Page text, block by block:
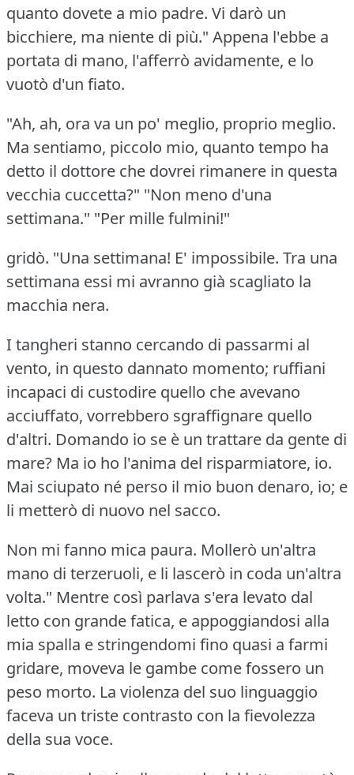
quanto dovete a mio padre. Vi darò un
bicchiere, ma niente di più." Appena l'ebbe a
portata di mano, l'afferrò avidamente, e lo
vuotò d'un fiato.
"Ah, ah, ora va un po' meglio, proprio meglio.
Ma sentiamo, piccolo mio, quanto tempo ha
detto il dottore che dovrei rimanere in questa
vecchia cuccetta?" "Non meno d'una
settimana." "Per mille fulmini!"
gridò. "Una settimana! E' impossibile. Tra una
settimana essi mi avranno già scagliato la
macchia nera.
I tangheri stanno cercando di passarmi al
vento, in questo dannato momento; ruffiani
incapaci di custodire quello che avevano
acciuffato, vorrebbero sgraffignare quello
d'altri. Domando io se è un trattare da gente di
mare? Ma io ho l'anima del risparmiatore, io.
Mai sciupato né perso il mio buon denaro, io; e
li metterò di nuovo nel sacco.
Non mi fanno mica paura. Mollerò un'altra
mano di terzeruoli, e li lascerò in coda un'altra
volta." Mentre così parlava s'era levato dal
letto con grande fatica, e appoggiandosi alla
mia spalla e stringendomi fino quasi a farmi
gridare, moveva le gambe come fossero un
peso morto. La violenza del suo linguaggio
faceva un triste contrasto con la fievolezza
della sua voce.